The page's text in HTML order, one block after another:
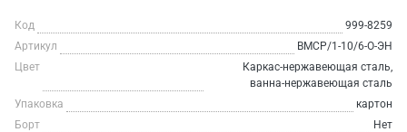
Код
999-8259
Артикул
ВМСР/1-10/6-О-ЭН
Цвет
Каркас-нержавеющая сталь,
ванна-нержавеющая сталь
Упаковка
картон
Борт
Нет